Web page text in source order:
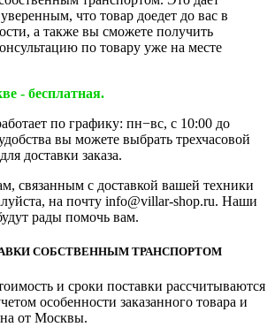
что товар доедет до вас в
а также вы сможете получить
по товару уже на месте
- бесплатная.
по графику: пн−вс, с 10:00 до
вы можете выбрать трехчасовой
доставки заказа.
связанным с доставкой вашей техники
на почту info@villar-shop.ru. Наши
рады помочь вам.
СОБСТВЕННЫМ ТРАНСПОРТОМ
и сроки поставки рассчитываются
особенности заказанного товара и
от Москвы.